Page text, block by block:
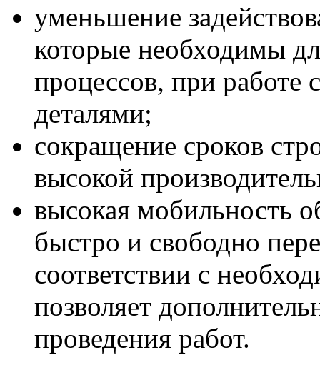
уменьшение
которые необходимы
процессов, при работе
деталями;
сокращение сроков
высокой
высокая мобильность
быстро и свободно
соответствии с
позволяет
проведения работ.